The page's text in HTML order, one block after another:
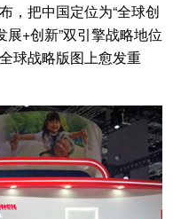
，把中国定位为“全球创
展+创新”双引擎战略地位
球战略版图上愈发重